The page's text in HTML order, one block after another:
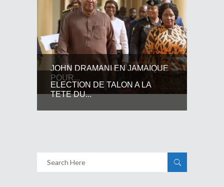
JOHN DRAMANI EN JAMAIQUE
POUR...
ELECTION DE TALON A LA
TETE DU...